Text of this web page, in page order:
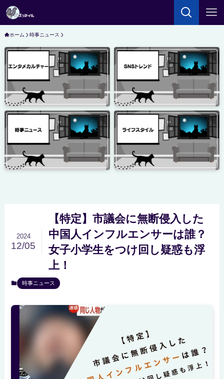
ホーム 時事ニュース
【特定】市議会に無断侵入した
中国人インフルエンサーは誰？
女子小学生をつけ回し疑惑も浮
上！
2024
12/05
時事ニュース